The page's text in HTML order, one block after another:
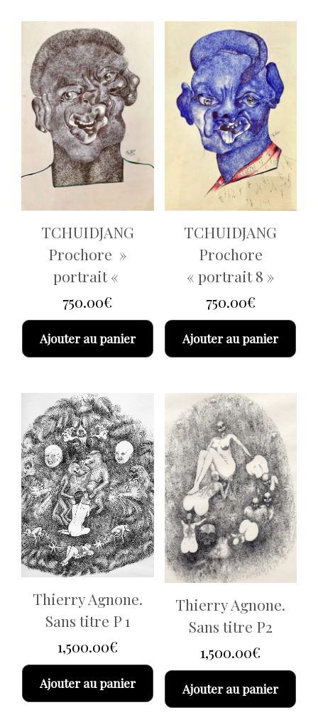
TCHUIDJANG
Prochore »
portrait «
750.00€
Ajouter au panier
TCHUIDJANG
Prochore
« portrait 8 »
750.00€
Ajouter au panier
Thierry Agnone.
Sans titre P 1
1,500.00€
Ajouter au panier
Thierry Agnone.
Sans titre P2
1,500.00€
Ajouter au panier